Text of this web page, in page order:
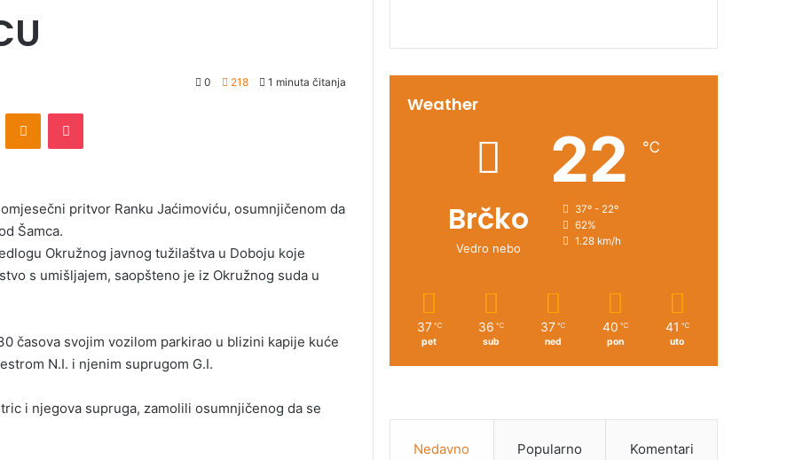
0 218 1 minuta čitanja
pritvor Ranku Jaćimoviću, osumnjičenom da
Šamca.
Okružnog javnog tužilaštva u Doboju koje
s umišljajem, saopšteno je iz Okružnog suda u
časova svojim vozilom parkirao u blizini kapije kuće
N.I. i njenim suprugom G.I.
i njegova supruga, zamolili osumnjičenog da se
Weather
Brčko
Vedro nebo
22 ℃
37º - 22º
62%
1.28 km/h
37 ℃
pet
36 ℃
sub
37 ℃
ned
40 ℃
pon
41 ℃
uto
Nedavno Popularno Komentari